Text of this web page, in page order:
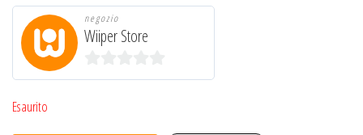
negozio
Wiiper Store
0
Esaurito